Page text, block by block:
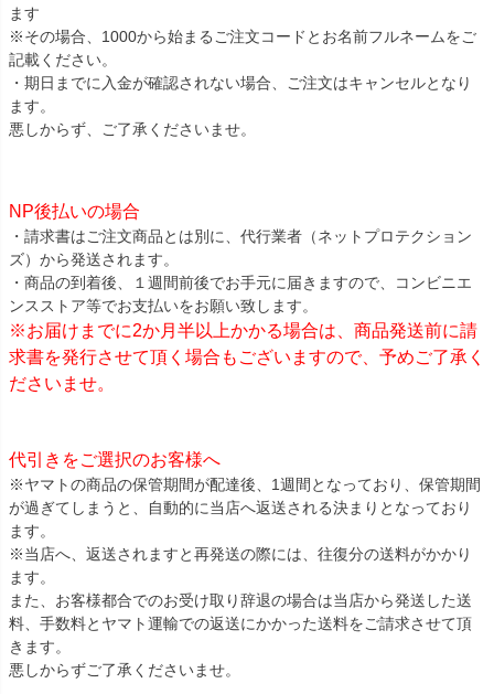
ます
※その場合、1000から始まるご注文コードとお名前フルネームをご
記載ください。
・期日までに入金が確認されない場合、ご注文はキャンセルとなり
ます。
悪しからず、ご了承くださいませ。
NP後払いの場合
・請求書はご注文商品とは別に、代行業者（ネットプロテクション
ズ）から発送されます。
・商品の到着後、１週間前後でお手元に届きますので、コンビニエ
ンスストア等でお支払いをお願い致します。
※お届けまでに2か月半以上かかる場合は、商品発送前に請
求書を発行させて頂く場合もございますので、予めご了承く
ださいませ。
代引きをご選択のお客様へ
※ヤマトの商品の保管期間が配達後、1週間となっており、保管期間
が過ぎてしまうと、自動的に当店へ返送される決まりとなっており
ます。
※当店へ、返送されますと再発送の際には、往復分の送料がかかり
ます。
また、お客様都合でのお受け取り辞退の場合は当店から発送した送
料、手数料とヤマト運輸での返送にかかった送料をご請求させて頂
きます。
悪しからずご了承くださいませ。